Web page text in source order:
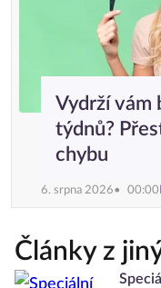
Vydrží vám
týdnů?
chybu
6. srpna 2026 00:00
Články z